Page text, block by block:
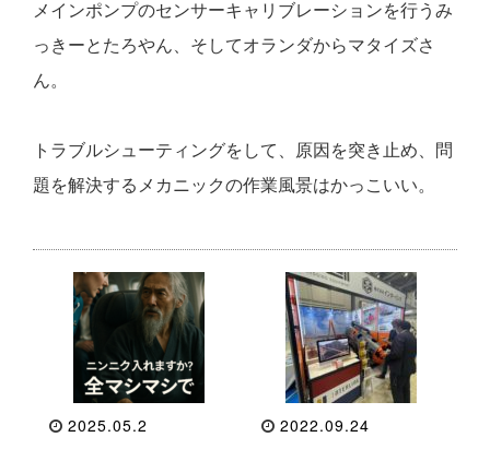
メインポンプのセンサーキャリブレーションを行うみ
っきーとたろやん、そしてオランダからマタイズさ
ん。
トラブルシューティングをして、原因を突き止め、問
題を解決するメカニックの作業風景はかっこいい。
2025.05.2 2022.09.24